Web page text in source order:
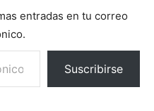
entradas en tu correo
Suscribirse